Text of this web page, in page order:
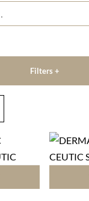
Filters +